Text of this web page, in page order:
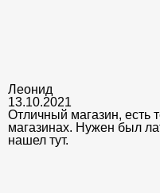
Леонид
13.10.2021
Отличный магазин, есть
магазинах. Нужен был
нашел тут.